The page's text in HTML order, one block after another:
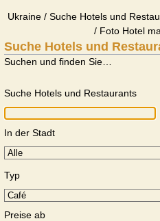
Ukraine / Suche Hotels und
/ Foto Hotel
Suche Hotels und
Suchen und finden Sie…
Suche Hotels und Restaurants
In der Stadt
Typ
Preise ab